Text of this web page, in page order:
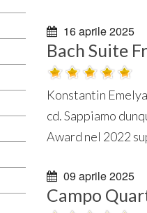
16 aprile 2025
Bach Suite
Konstantin
cd. Sappiamo
Award nel 2022
09 aprile 2025
Campo